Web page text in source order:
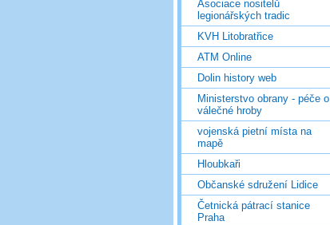
Asociace nositelů
legionářských tradic
KVH Litobratřice
ATM Online
Dolin history web
Ministerstvo obrany - péče o
válečné hroby
vojenská pietní místa na
mapě
Hloubkaři
Občanské sdružení Lidice
Četnická pátrací stanice
Praha